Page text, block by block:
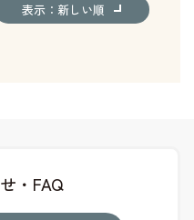
表示：新しい順
・FAQ